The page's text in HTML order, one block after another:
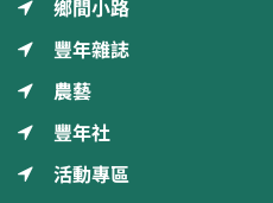
豐年雜誌
農藝
豐年社
活動專區